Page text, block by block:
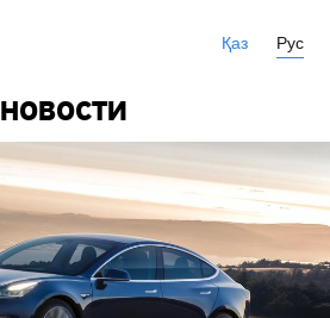
Қаз Рус
НОВОСТИ